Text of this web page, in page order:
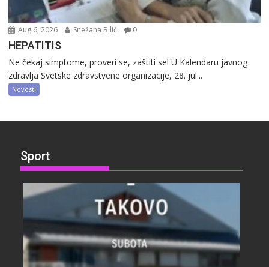
Aug 6, 2026 Snežana Bilić 0
HEPATITIS
Ne čekaj simptome, proveri se, zaštiti se! U Kalendaru javnog
zdravlja Svetske zdravstvene organizacije, 28. jul...
Novosti
Sport